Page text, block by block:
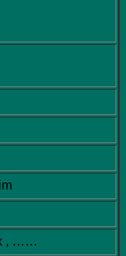
, ……